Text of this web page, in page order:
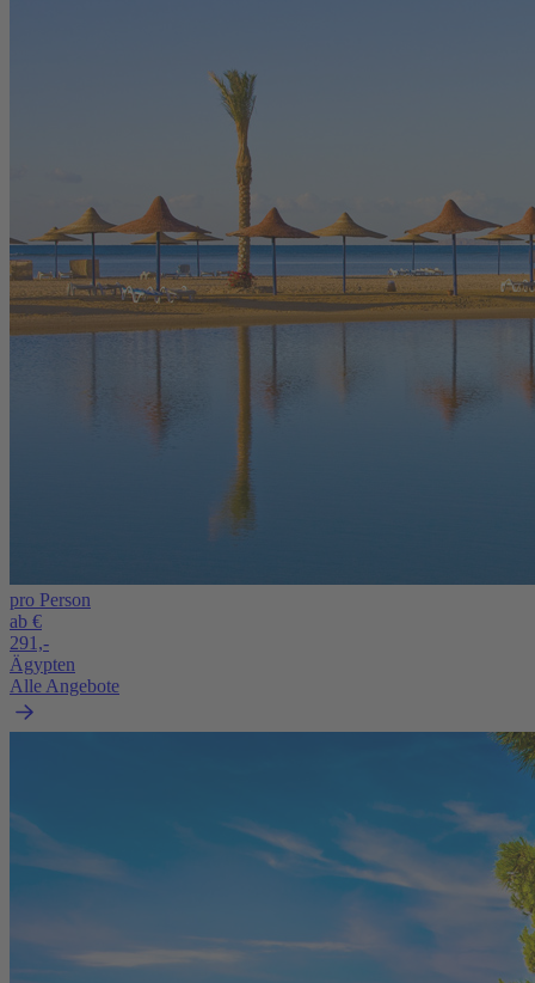
pro Person
ab €
291,-
Ägypten
Alle Angebote